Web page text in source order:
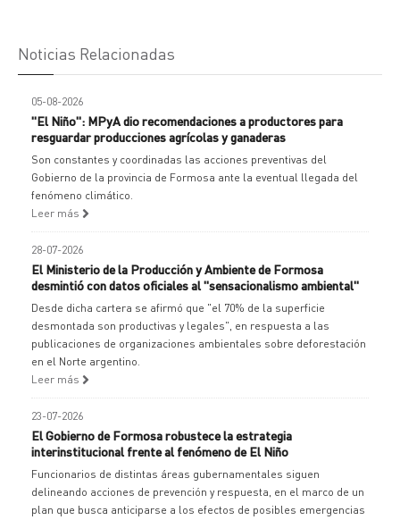
Noticias Relacionadas
05-08-2026
"El Niño": MPyA dio recomendaciones a productores para
resguardar producciones agrícolas y ganaderas
Son constantes y coordinadas las acciones preventivas del
Gobierno de la provincia de Formosa ante la eventual llegada del
fenómeno climático.
Leer más
28-07-2026
El Ministerio de la Producción y Ambiente de Formosa
desmintió con datos oficiales al "sensacionalismo ambiental"
Desde dicha cartera se afirmó que "el 70% de la superficie
desmontada son productivas y legales", en respuesta a las
publicaciones de organizaciones ambientales sobre deforestación
en el Norte argentino.
Leer más
23-07-2026
El Gobierno de Formosa robustece la estrategia
interinstitucional frente al fenómeno de El Niño
Funcionarios de distintas áreas gubernamentales siguen
delineando acciones de prevención y respuesta, en el marco de un
plan que busca anticiparse a los efectos de posibles emergencias